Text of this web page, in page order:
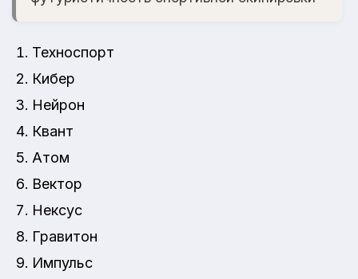
Техноспорт
Кибер
Нейрон
Квант
Атом
Вектор
Нексус
Гравитон
Импульс